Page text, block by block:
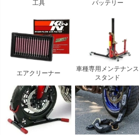
工具 バッテリー
エアクリーナー
車種専用メンテナンス
スタンド